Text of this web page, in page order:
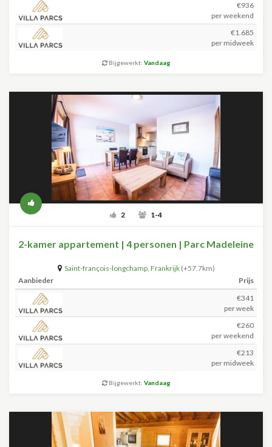
€936
per weekend
€1.685
per midweek
Bijgewerkt: Vandaag
2 1-4
2-kamer appartement | 4 personen | Parc Madeleine
Saint-françois-longchamp, Frankrijk (+57.7km)
Aanbieder
Prijs
€341
per week
€260
per weekend
€213
per midweek
Bijgewerkt: Vandaag